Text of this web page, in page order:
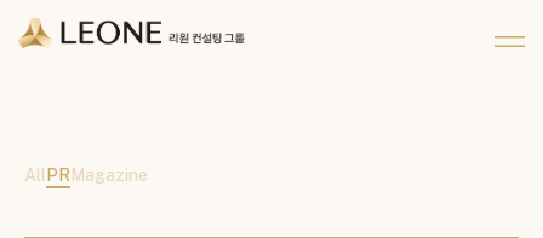
파트너십
All PR Magazine